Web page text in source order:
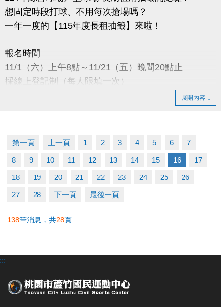
想固定時段打球、不用每次搶場嗎？
一年一度的【115年度長租抽籤】來啦！
報名時間
11/1（六）上午8點～11/21（五）晚間20點止
採線上登記制（每人限填一次）
抽籤結果公布
11/28（五）下午16:00
公布於：1樓球館櫃台／官網／FB粉絲專頁
繳費時間
使用期限
展開內容
第一頁 上一頁 1 2 3 4 5 6 7
8 9 10 11 12 13 14 15 16 17
18 19 20 21 22 23 24 25 26
27 28 下一頁 最後一頁
138筆消息，共28頁
:::